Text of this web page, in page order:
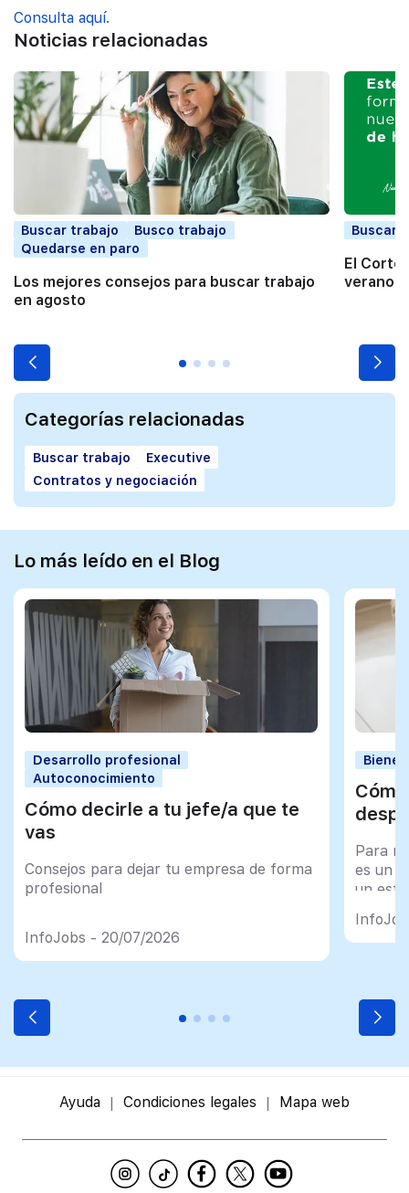
Consulta aquí.
Noticias relacionadas
Buscar trabajo
Busco trabajo
Quedarse en paro
Los mejores consejos para buscar trabajo
en agosto
Buscar
El Corte
verano
Categorías relacionadas
Buscar trabajo
Executive
Contratos y negociación
Lo más leído en el Blog
Desarrollo profesional
Autoconocimiento
Cómo decirle a tu jefe/a que te
vas
Consejos para dejar tu empresa de forma
profesional
InfoJobs - 20/07/2026
Para
es un
un
Ayuda Condiciones legales Mapa web